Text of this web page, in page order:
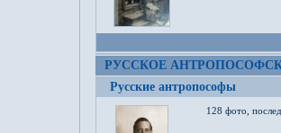
РУССКОЕ
Русские антропософы
128 фото,